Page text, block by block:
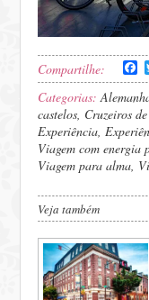
Compartilhe:
Categorias:
castelos Cruzeiros
Experiência
Viagem com energia
Viagem para alma
Veja também